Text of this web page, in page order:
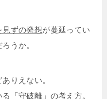
見ずの発想が蔓延ってい
うか。
りえない。
「守破離」の考え方。